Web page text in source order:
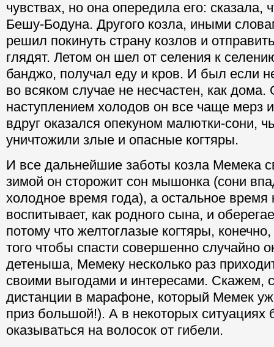
чувствах, но она опередила его: сказала,
Бешу-Бодуна. Другого козла, иными
решил покинуть страну козлов и
глядят. Летом он шел от селения к
банджо, получал еду и кров. И был если
во всяком случае не несчастен, как дома.
наступлением холодов он все чаще мерз
вдруг оказался опекуном малютки-сони,
уничтожили злые и опасные когтяры.
И все дальнейшие заботы козла Мемека
зимой он сторожит сон мышонка (сони
холодное время года), а остальное время
воспитывает, как родного сына, и
потому что желтоглазые когтяры,
того чтобы спасти совершенно случайно
детеныша, Мемеку несколько раз
своими выгодами и интересами. Скажем,
дистанции в марафоне, который Мемек
приз большой!). А в некоторых ситуациях
оказываться на волосок от гибели.